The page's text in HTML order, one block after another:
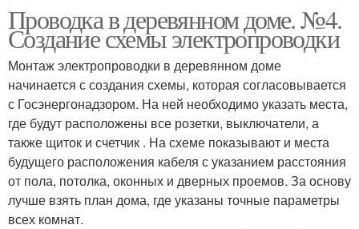
Проводка в деревянном доме. №4.
Создание схемы электропроводки
Монтаж электропроводки в деревянном доме
начинается с создания схемы, которая согласовывается
с Госэнергонадзором. На ней необходимо указать места,
где будут расположены все розетки, выключатели, а
также щиток и счетчик . На схеме показывают и места
будущего расположения кабеля с указанием расстояния
от пола, потолка, оконных и дверных проемов. За основу
лучше взять план дома, где указаны точные параметры
всех комнат.